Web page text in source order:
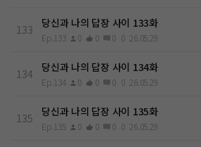
133 당신과 나의 답장 사이 133화
Ep.133 0 0 0 0 26.05.29
134 당신과 나의 답장 사이 134화
Ep.134 0 0 0 0 26.05.29
135 당신과 나의 답장 사이 135화
Ep.135 0 0 0 0 26.05.29